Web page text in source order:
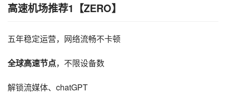
高速机场推荐1【ZERO】
五年稳定运营，网络流畅不卡顿
全球高速节点，不限设备数
解锁流媒体、chatGPT